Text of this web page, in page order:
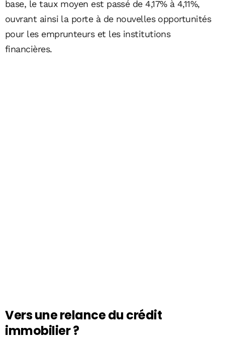
base, le taux moyen est passé de 4,17% à 4,11%,
ouvrant ainsi la porte à de nouvelles opportunités
pour les emprunteurs et les institutions
financières.
Vers une relance du crédit
immobilier ?